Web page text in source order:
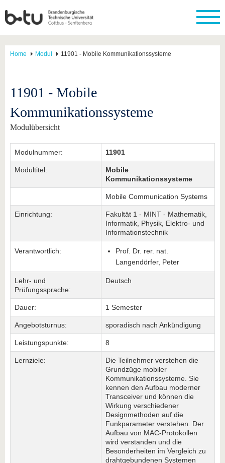
Home Modul 11901 - Mobile Kommunikationssysteme
11901 - Mobile
Kommunikationssysteme
Modulübersicht
Modulnummer: 11901
Modultitel:
Mobile
Kommunikationssysteme
Mobile Communication Systems
Einrichtung:
Fakultät 1 - MINT - Mathematik,
Informatik, Physik, Elektro- und
Informationstechnik
Verantwortlich:
Prof. Dr. rer. nat.
Langendörfer, Peter
Lehr- und
Prüfungssprache:
Deutsch
Dauer: 1 Semester
Angebotsturnus: sporadisch nach Ankündigung
Leistungspunkte: 8
Lernziele:
Die Teilnehmer verstehen die
Grundzüge mobiler
Kommunikationssysteme. Sie
kennen den Aufbau moderner
Transceiver und können die
Wirkung verschiedener
Designmethoden auf die
Funkparameter verstehen. Der
Aufbau von MAC-Protokollen
wird verstanden und die
Besonderheiten im Vergleich zu
drahtgebundenen Systemen